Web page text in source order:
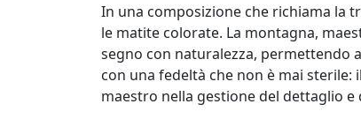
Gianluca
In una composizione che richiama la
le matite colorate. La montagna,
segno con naturalezza, permettendo
con una fedeltà che non è mai sterile:
maestro nella gestione del dettaglio